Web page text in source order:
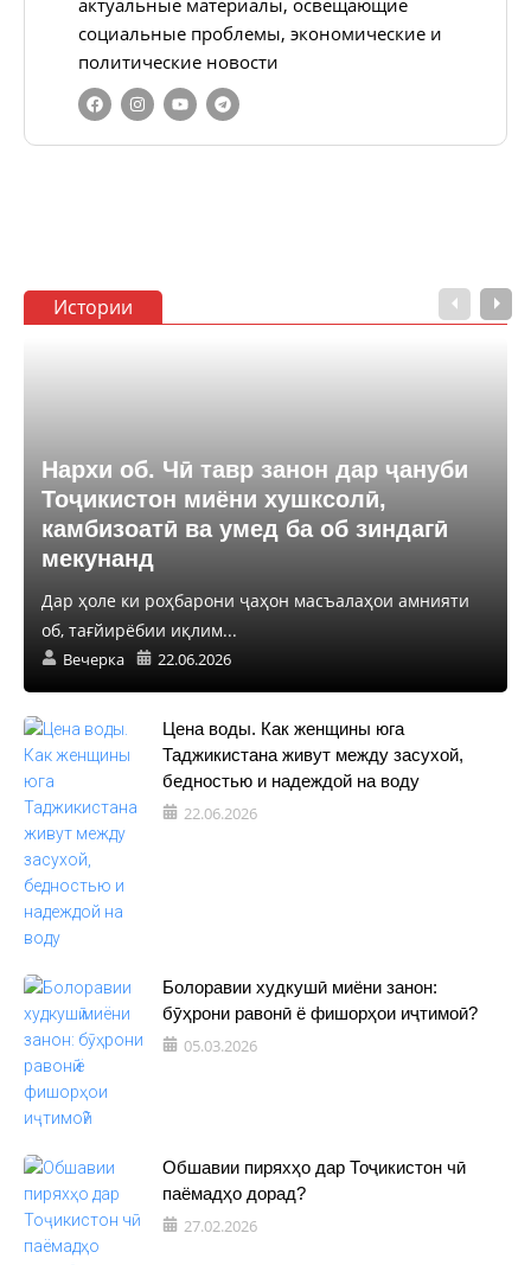
социальные проблемы, экономические и
политические новости
Истории
Нархи об. Чӣ тавр занон дар ҷануби
Тоҷикистон миёни хушксолӣ,
камбизоатӣ ва умед ба об зиндагӣ
мекунанд
Дар ҳоле ки роҳбарони ҷаҳон масъалаҳои амнияти
об, тағйирёбии иқлим...
Вечерка 22.06.2026
Цена воды. Как женщины юга
Таджикистана живут между засухой,
бедностью и надеждой на воду
22.06.2026
Болоравии худкушӣ миёни занон:
бӯҳрони равонӣ ё фишорҳои иҷтимоӣ?
05.03.2026
Обшавии пиряхҳо дар Тоҷикистон чӣ
паёмадҳо дорад?
27.02.2026